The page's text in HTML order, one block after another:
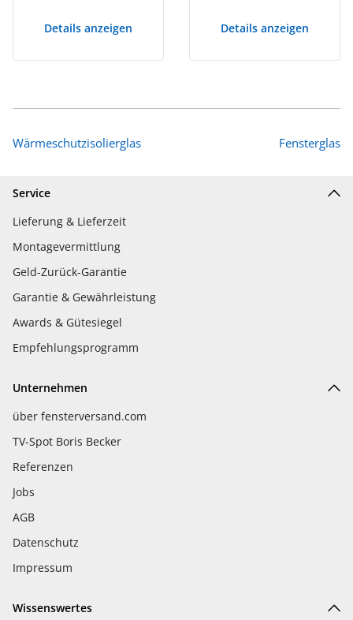
Details anzeigen Details anzeigen
Wärmeschutzisolierglas Fensterglas
Service
Lieferung & Lieferzeit
Montagevermittlung
Geld-Zurück-Garantie
Garantie & Gewährleistung
Awards & Gütesiegel
Empfehlungsprogramm
Unternehmen
über fensterversand.com
TV-Spot Boris Becker
Referenzen
Jobs
AGB
Datenschutz
Impressum
Wissenswertes